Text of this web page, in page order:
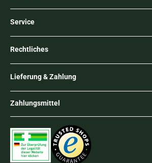
Service
Rechtliches
Lieferung & Zahlung
Zahlungsmittel